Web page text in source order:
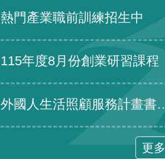
熱門產業職前訓練招生中
115年度8月份創業研習課程
外國人生活照顧服務計畫書裁量基準修正規定，並自即日生效
更多